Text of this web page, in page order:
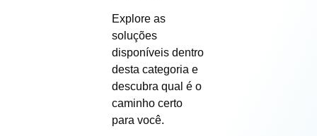
Explore as
soluções
disponíveis dentro
desta categoria e
descubra qual é o
caminho certo
para você.